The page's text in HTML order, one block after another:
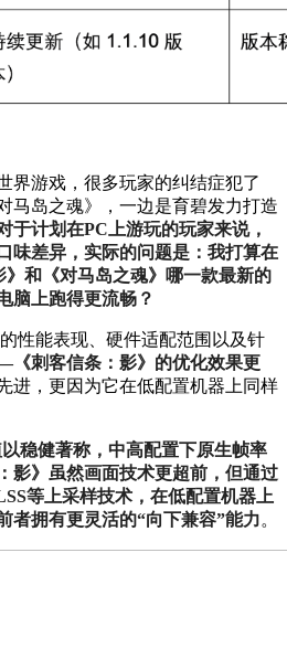
界游戏，很多玩家的纠结症犯了
岛之魂》，一边是育碧发力打造
于计划在PC上游玩的玩家来说，
味差异，实际的问题是：我打算在
和《对马岛之魂》哪一款最新的
脑上跑得更流畅？
性能表现、硬件适配范围以及针
刺客信条：影》的优化效果更
进，更因为它在低配置机器上同样
以稳健著称，中高配置下原生帧率
影》虽然画面技术更超前，但通过
等上采样技术，在低配置机器上
者拥有更灵活的“向下兼容”能力。